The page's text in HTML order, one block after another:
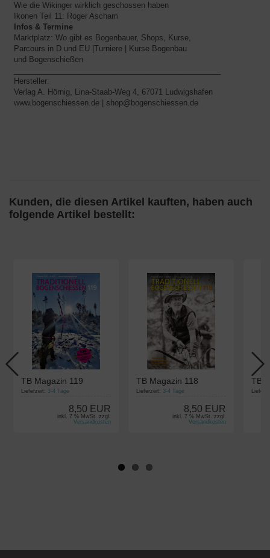
Wie die Wikinger wirklich geschossen haben
Ikonen Teil 11: Roger Ascham
Infos & Termine
Marktplatz: Wo gibt es Bogenbauer, Shops, Kurse,
Parcours in D und EU |Turniere | Kurse Bogenbau
und Bogenschießen
Hersteller:
Verlag A. Hörnig, Lina-Staab-Weg 4, 67071 Ludwigshafen
www.bogenschiessen.de | shop@bogenschiessen.de
Kunden, die diesen Artikel kauften, haben auch
folgende Artikel bestellt:
TB Magazin 119
Lieferzeit: 3-4 Tage
8,50 EUR
inkl. 7 % MwSt. zzgl.
Versandkosten
TB Magazin 118
Lieferzeit: 3-4 Tage
8,50 EUR
inkl. 7 % MwSt. zzgl.
Versandkosten
TB